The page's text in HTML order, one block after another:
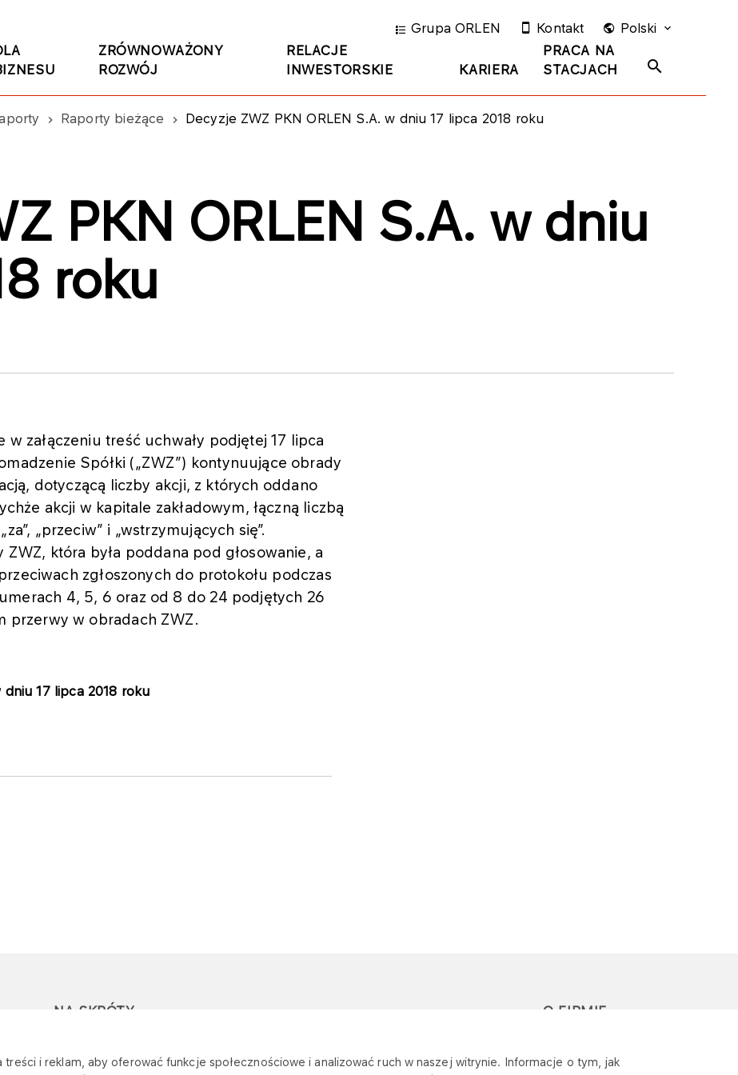
i reklam, aby oferować funkcje społecznościowe i analizować ruch w naszej witrynie. Informacje o tym, jak
ZRÓWNOWAŻONY
ROZWÓJ
RELACJE
INWESTORSKIE
KARIERA
PRACA NA
STACJACH
Grupa ORLEN Kontakt Polski
Raporty bieżące Decyzje ZWZ PKN ORLEN S.A. w dniu 17 lipca 2018 roku
PKN ORLEN S.A. w dniu
roku
w załączeniu treść uchwały podjętej 17 lipca
Spółki („ZWZ”) kontynuujące obrady
dotyczącą liczby akcji, z których oddano
akcji w kapitale zakładowym, łączną liczbą
„przeciw” i „wstrzymujących się”.
która była poddana pod głosowanie, a
zgłoszonych do protokołu podczas
4, 5, 6 oraz od 8 do 24 podjętych 26
przerwy w obradach ZWZ.
dniu 17 lipca 2018 roku​
NA SKRÓTY
oszustwami
reklamację
O FIRMIE